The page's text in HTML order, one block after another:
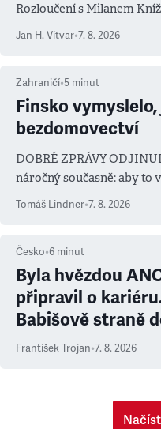
Rozloučení s Milanem
salvy i kritika pokrokářů
Jan H. Vitvar•7. 8. 2026
Zahraničí•5 minut
Finsko
bezdomovectví
DOBRÉ ZPRÁVY
náročný současně: aby to
prioritu
Tomáš Lindner•7. 8. 2026
Česko•6 minut
Byla hvězdou
připravil o
Babišově straně
František Trojan•7. 8. 2026